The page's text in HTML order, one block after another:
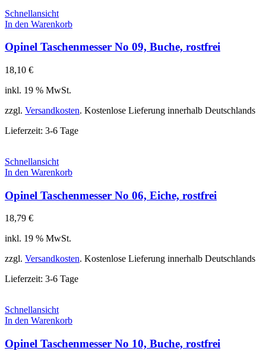
Schnellansicht
In den Warenkorb
Opinel Taschenmesser No 09, Buche, rostfrei
18,10 €
inkl. 19 % MwSt.
zzgl. Versandkosten. Kostenlose Lieferung innerhalb Deutschlands
Lieferzeit: 3-6 Tage
Schnellansicht
In den Warenkorb
Opinel Taschenmesser No 06, Eiche, rostfrei
18,79 €
inkl. 19 % MwSt.
zzgl. Versandkosten. Kostenlose Lieferung innerhalb Deutschlands
Lieferzeit: 3-6 Tage
Schnellansicht
In den Warenkorb
Opinel Taschenmesser No 10, Buche, rostfrei